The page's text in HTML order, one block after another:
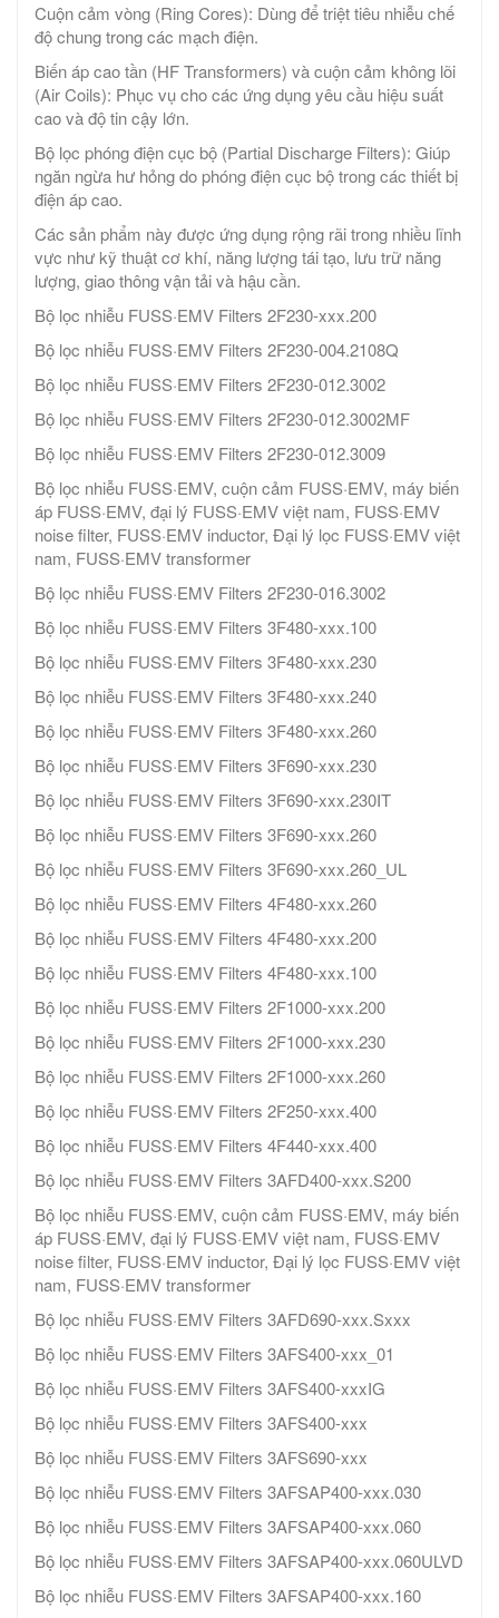
Cuộn cảm vòng (Ring Cores): Dùng để triệt tiêu nhiễu chế
độ chung trong các mạch điện.
Biến áp cao tần (HF Transformers) và cuộn cảm không lõi
(Air Coils): Phục vụ cho các ứng dụng yêu cầu hiệu suất
cao và độ tin cậy lớn.
Bộ lọc phóng điện cục bộ (Partial Discharge Filters): Giúp
ngăn ngừa hư hỏng do phóng điện cục bộ trong các thiết bị
điện áp cao.
Các sản phẩm này được ứng dụng rộng rãi trong nhiều lĩnh
vực như kỹ thuật cơ khí, năng lượng tái tạo, lưu trữ năng
lượng, giao thông vận tải và hậu cần.
Bộ lọc nhiễu FUSS·EMV Filters 2F230-xxx.200
Bộ lọc nhiễu FUSS·EMV Filters 2F230-004.2108Q
Bộ lọc nhiễu FUSS·EMV Filters 2F230-012.3002
Bộ lọc nhiễu FUSS·EMV Filters 2F230-012.3002MF
Bộ lọc nhiễu FUSS·EMV Filters 2F230-012.3009
Bộ lọc nhiễu FUSS·EMV, cuộn cảm FUSS·EMV, máy biến
áp FUSS·EMV, đại lý FUSS·EMV việt nam, FUSS·EMV
noise filter, FUSS·EMV inductor, Đại lý lọc FUSS·EMV việt
nam, FUSS·EMV transformer
Bộ lọc nhiễu FUSS·EMV Filters 2F230-016.3002
Bộ lọc nhiễu FUSS·EMV Filters 3F480-xxx.100
Bộ lọc nhiễu FUSS·EMV Filters 3F480-xxx.230
Bộ lọc nhiễu FUSS·EMV Filters 3F480-xxx.240
Bộ lọc nhiễu FUSS·EMV Filters 3F480-xxx.260
Bộ lọc nhiễu FUSS·EMV Filters 3F690-xxx.230
Bộ lọc nhiễu FUSS·EMV Filters 3F690-xxx.230IT
Bộ lọc nhiễu FUSS·EMV Filters 3F690-xxx.260
Bộ lọc nhiễu FUSS·EMV Filters 3F690-xxx.260_UL
Bộ lọc nhiễu FUSS·EMV Filters 4F480-xxx.260
Bộ lọc nhiễu FUSS·EMV Filters 4F480-xxx.200
Bộ lọc nhiễu FUSS·EMV Filters 4F480-xxx.100
Bộ lọc nhiễu FUSS·EMV Filters 2F1000-xxx.200
Bộ lọc nhiễu FUSS·EMV Filters 2F1000-xxx.230
Bộ lọc nhiễu FUSS·EMV Filters 2F1000-xxx.260
Bộ lọc nhiễu FUSS·EMV Filters 2F250-xxx.400
Bộ lọc nhiễu FUSS·EMV Filters 4F440-xxx.400
Bộ lọc nhiễu FUSS·EMV Filters 3AFD400-xxx.S200
Bộ lọc nhiễu FUSS·EMV, cuộn cảm FUSS·EMV, máy biến
áp FUSS·EMV, đại lý FUSS·EMV việt nam, FUSS·EMV
noise filter, FUSS·EMV inductor, Đại lý lọc FUSS·EMV việt
nam, FUSS·EMV transformer
Bộ lọc nhiễu FUSS·EMV Filters 3AFD690-xxx.Sxxx
Bộ lọc nhiễu FUSS·EMV Filters 3AFS400-xxx_01
Bộ lọc nhiễu FUSS·EMV Filters 3AFS400-xxxIG
Bộ lọc nhiễu FUSS·EMV Filters 3AFS400-xxx
Bộ lọc nhiễu FUSS·EMV Filters 3AFS690-xxx
Bộ lọc nhiễu FUSS·EMV Filters 3AFSAP400-xxx.030
Bộ lọc nhiễu FUSS·EMV Filters 3AFSAP400-xxx.060
Bộ lọc nhiễu FUSS·EMV Filters 3AFSAP400-xxx.060ULVD
Bộ lọc nhiễu FUSS·EMV Filters 3AFSAP400-xxx.160